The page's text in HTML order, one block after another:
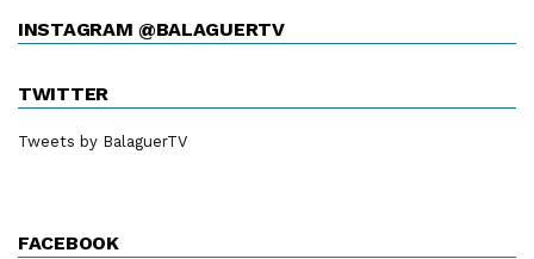
INSTAGRAM @BALAGUERTV
TWITTER
Tweets by BalaguerTV
FACEBOOK